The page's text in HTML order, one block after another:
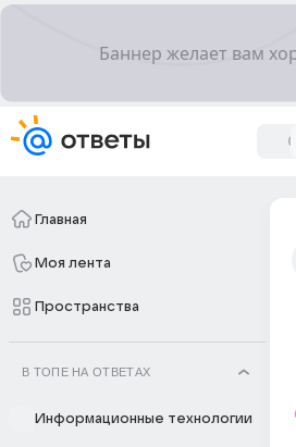
Главная
Моя лента
Пространства
В ТОПЕ НА ОТВЕТАХ
Информационные технологии